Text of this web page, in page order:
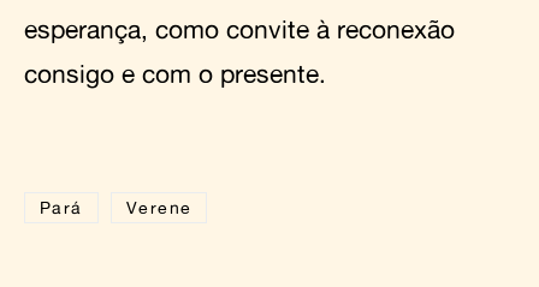
esperança, como convite à reconexão
consigo e com o presente.
Pará Verene